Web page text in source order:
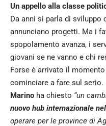
Un appello alla classe
Da anni si parla di sviluppo
annunciano progetti. Ma i
spopolamento avanza, i
giovani se ne vanno e chi
Forse è arrivato il
cominciare a fare sul serio.
Marino ha chiesto “un
nuovo hub internazionale
operare per le province di